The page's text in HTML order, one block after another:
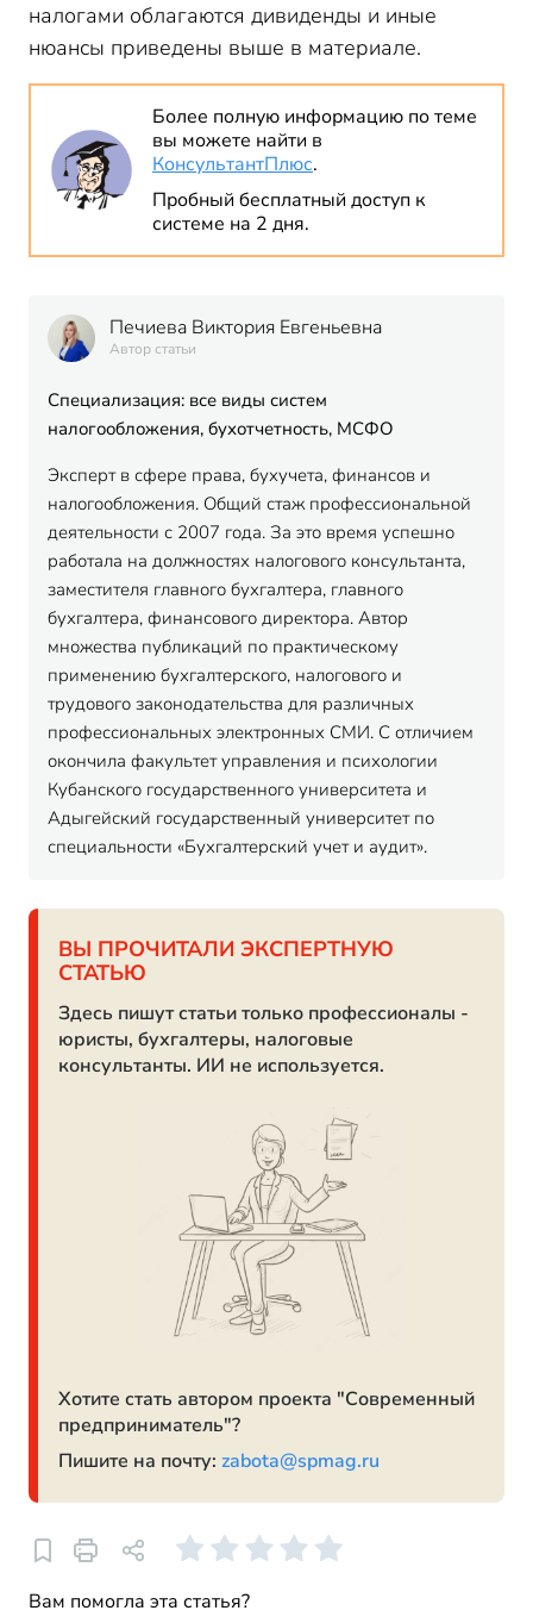
налогами облагаются дивиденды и иные
нюансы приведены выше в материале.
Более полную информацию по теме
вы можете найти в
КонсультантПлюс.
Пробный бесплатный доступ к
системе на 2 дня.
Печиева Виктория Евгеньевна
Автор статьи
Специализация: все виды систем
налогообложения, бухотчетность, МСФО
Эксперт в сфере права, бухучета, финансов и
налогообложения. Общий стаж профессиональной
деятельности с 2007 года. За это время успешно
работала на должностях налогового консультанта,
заместителя главного бухгалтера, главного
бухгалтера, финансового директора. Автор
множества публикаций по практическому
применению бухгалтерского, налогового и
трудового законодательства для различных
профессиональных электронных СМИ. С отличием
окончила факультет управления и психологии
Кубанского государственного университета и
Адыгейский государственный университет по
специальности «Бухгалтерский учет и аудит».
ВЫ ПРОЧИТАЛИ ЭКСПЕРТНУЮ
СТАТЬЮ
Здесь пишут статьи только профессионалы -
юристы, бухгалтеры, налоговые
консультанты. ИИ не используется.
Хотите стать автором проекта "Современный
предприниматель"?
Пишите на почту: zabota@spmag.ru
Вам помогла эта статья?